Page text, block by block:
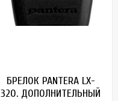
БРЕЛОК PANTERA LX-
320. ДОПОЛНИТЕЛЬНЫЙ